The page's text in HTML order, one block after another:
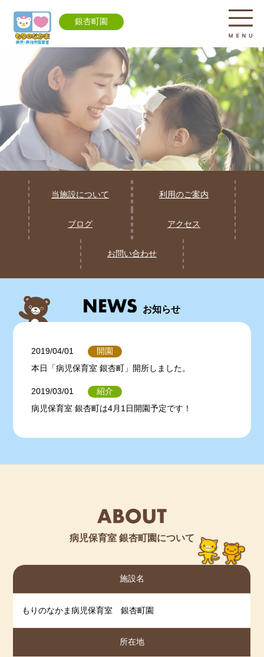
銀杏町園
当施設について 利用のご案内
ブログ アクセス
お問い合わせ
お知らせ
2019/04/01 開園
本日「病児保育室 銀杏町」開所しました。
2019/03/01 紹介
病児保育室 銀杏町は4月1日開園予定です！
病児保育室 銀杏町園について
施設名
もりのなかま病児保育室 銀杏町園
所在地